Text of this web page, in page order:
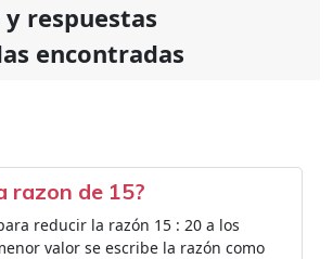
respuestas
encontradas
razon de 15?
reducir la razón 15 : 20 a los
valor se escribe la razón como